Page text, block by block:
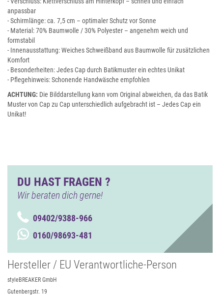
anpassbar
- Schirmlänge: ca. 7,5 cm – optimaler Schutz vor Sonne
- Material: 70% Baumwolle / 30% Polyester – angenehm weich und
formstabil
- Innenausstattung: Weiches Schweißband aus Baumwolle für zusätzlichen
Komfort
- Besonderheiten: Jedes Cap durch Batikmuster ein echtes Unikat
- Pflegehinweis: Schonende Handwäsche empfohlen
ACHTUNG: Die Bilddarstellung kann vom Original abweichen, da das Batik
Muster von Cap zu Cap unterschiedlich aufgebracht ist – Jedes Cap ein
Unikat!
DU HAST FRAGEN ?
Wir beraten dich gerne!
09402/9388-966
0160/98693-481
Hersteller / EU Verantwortliche-Person
styleBREAKER GmbH
Gutenbergstr. 19